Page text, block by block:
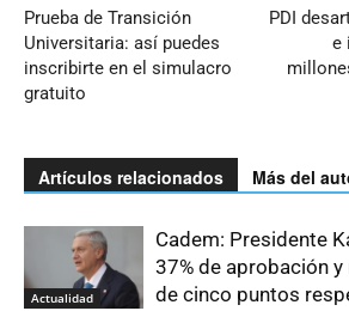
Prueba de Transición
Universitaria: así puedes
inscribirte en el simulacro
gratuito
PDI
e
Artículos relacionados Más del
Actualidad
Cadem: Presidente
37% de aprobación
de cinco puntos